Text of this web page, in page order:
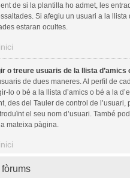
de si la plantilla ho admet, les
Si afegiu un usuari a la llista
estaran ocultes.
o treure usuaris de la llista d’amics
de dues maneres. Al perfil de
lo o bé a la llista d’amics o bé a la
des del Tauler de control de l’usuari,
el seu nom d’usuari. També
mateixa pàgina.